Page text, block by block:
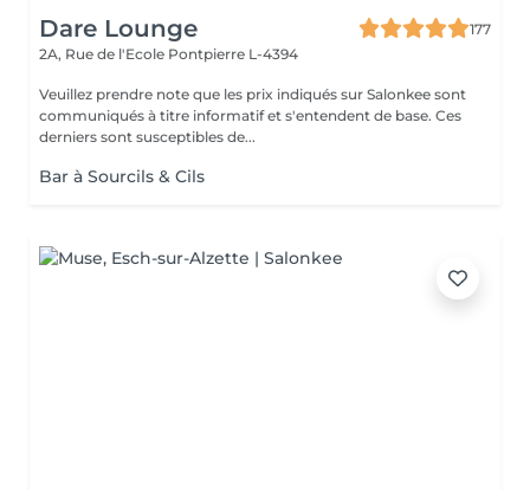
Dare Lounge
177
2A, Rue de l'Ecole Pontpierre L-4394
Veuillez prendre note que les prix indiqués sur Salonkee sont
communiqués à titre informatif et s'entendent de base. Ces
derniers sont susceptibles de...
Bar à Sourcils & Cils